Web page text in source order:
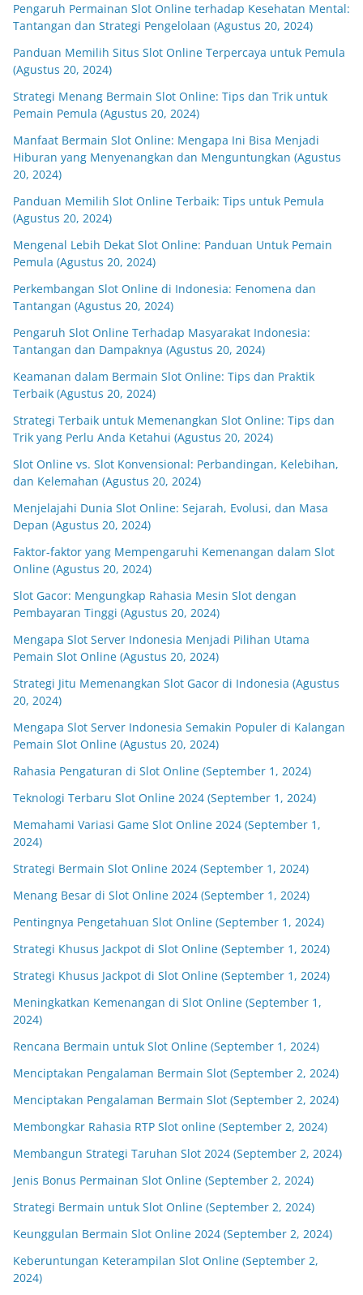
Pengaruh Permainan Slot Online terhadap Kesehatan Mental:
Tantangan dan Strategi Pengelolaan (Agustus 20, 2024)
Panduan Memilih Situs Slot Online Terpercaya untuk Pemula
(Agustus 20, 2024)
Strategi Menang Bermain Slot Online: Tips dan Trik untuk
Pemain Pemula (Agustus 20, 2024)
Manfaat Bermain Slot Online: Mengapa Ini Bisa Menjadi
Hiburan yang Menyenangkan dan Menguntungkan (Agustus
20, 2024)
Panduan Memilih Slot Online Terbaik: Tips untuk Pemula
(Agustus 20, 2024)
Mengenal Lebih Dekat Slot Online: Panduan Untuk Pemain
Pemula (Agustus 20, 2024)
Perkembangan Slot Online di Indonesia: Fenomena dan
Tantangan (Agustus 20, 2024)
Pengaruh Slot Online Terhadap Masyarakat Indonesia:
Tantangan dan Dampaknya (Agustus 20, 2024)
Keamanan dalam Bermain Slot Online: Tips dan Praktik
Terbaik (Agustus 20, 2024)
Strategi Terbaik untuk Memenangkan Slot Online: Tips dan
Trik yang Perlu Anda Ketahui (Agustus 20, 2024)
Slot Online vs. Slot Konvensional: Perbandingan, Kelebihan,
dan Kelemahan (Agustus 20, 2024)
Menjelajahi Dunia Slot Online: Sejarah, Evolusi, dan Masa
Depan (Agustus 20, 2024)
Faktor-faktor yang Mempengaruhi Kemenangan dalam Slot
Online (Agustus 20, 2024)
Slot Gacor: Mengungkap Rahasia Mesin Slot dengan
Pembayaran Tinggi (Agustus 20, 2024)
Mengapa Slot Server Indonesia Menjadi Pilihan Utama
Pemain Slot Online (Agustus 20, 2024)
Strategi Jitu Memenangkan Slot Gacor di Indonesia (Agustus
20, 2024)
Mengapa Slot Server Indonesia Semakin Populer di Kalangan
Pemain Slot Online (Agustus 20, 2024)
Rahasia Pengaturan di Slot Online (September 1, 2024)
Teknologi Terbaru Slot Online 2024 (September 1, 2024)
Memahami Variasi Game Slot Online 2024 (September 1,
2024)
Strategi Bermain Slot Online 2024 (September 1, 2024)
Menang Besar di Slot Online 2024 (September 1, 2024)
Pentingnya Pengetahuan Slot Online (September 1, 2024)
Strategi Khusus Jackpot di Slot Online (September 1, 2024)
Strategi Khusus Jackpot di Slot Online (September 1, 2024)
Meningkatkan Kemenangan di Slot Online (September 1,
2024)
Rencana Bermain untuk Slot Online (September 1, 2024)
Menciptakan Pengalaman Bermain Slot (September 2, 2024)
Menciptakan Pengalaman Bermain Slot (September 2, 2024)
Membongkar Rahasia RTP Slot online (September 2, 2024)
Membangun Strategi Taruhan Slot 2024 (September 2, 2024)
Jenis Bonus Permainan Slot Online (September 2, 2024)
Strategi Bermain untuk Slot Online (September 2, 2024)
Keunggulan Bermain Slot Online 2024 (September 2, 2024)
Keberuntungan Keterampilan Slot Online (September 2,
2024)